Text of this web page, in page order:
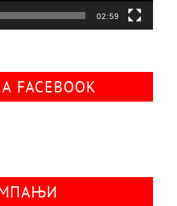
02:59
FACEBOOK